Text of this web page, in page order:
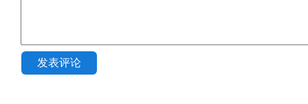
发表评论